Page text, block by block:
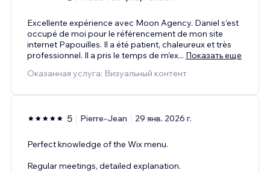
Excellente expérience avec Moon Agency. Daniel s’est
occupé de moi pour le référencement de mon site
internet Papouilles. Il a été patient, chaleureux et très
professionnel. Il a pris le temps de m’ex... Показать еще
Оказанная услуга: Визуальный контент
5 Pierre-Jean 29 янв. 2026 г.
Perfect knowledge of the Wix menu.
Regular meetings, detailed explanation.